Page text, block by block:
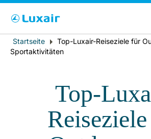
und Ihre bevorzugte
Wohnsitz
Breadcrumb
Startseite
Top-Luxair-Reiseziele für
Sportaktivitäten
Top-